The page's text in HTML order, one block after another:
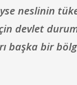
neslinin
devlet
başka bir